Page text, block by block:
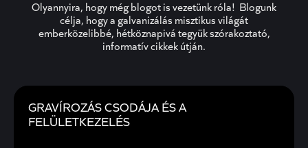
Olyannyira, hogy még blogot is vezetünk róla! Blogunk
célja, hogy a galvanizálás misztikus világát
emberközelibbé, hétköznapivá tegyük szórakoztató,
informatív cikkek útján.
GRAVÍROZÁS CSODÁJA ÉS A
FELÜLETKEZELÉS